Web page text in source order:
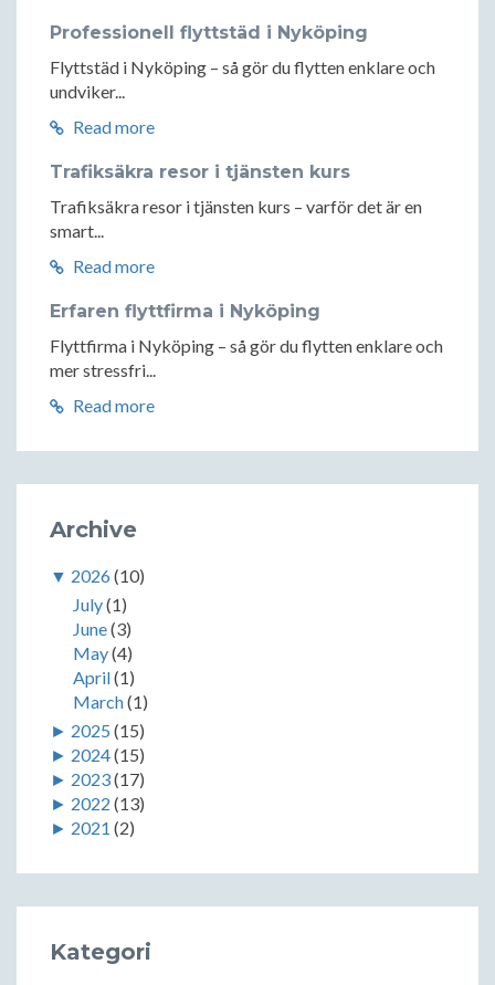
Professionell flyttstäd i Nyköping
Flyttstäd i Nyköping – så gör du flytten enklare och
undviker...
Read more
Trafiksäkra resor i tjänsten kurs
Trafiksäkra resor i tjänsten kurs – varför det är en
smart...
Read more
Erfaren flyttfirma i Nyköping
Flyttfirma i Nyköping – så gör du flytten enklare och
mer stressfri...
Read more
Archive
▼ 2026(10)
July(1)
June(3)
May(4)
April(1)
March(1)
► 2025 (15)
► 2024(15)
► 2023(17)
► 2022 (13)
► 2021 (2)
Kategori